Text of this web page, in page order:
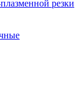
резки